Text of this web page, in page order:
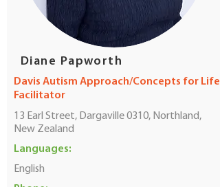
Diane Papworth
Davis Autism Approach/Concepts for Life
Facilitator
13 Earl Street, Dargaville 0310, Northland,
New Zealand
Languages:
English